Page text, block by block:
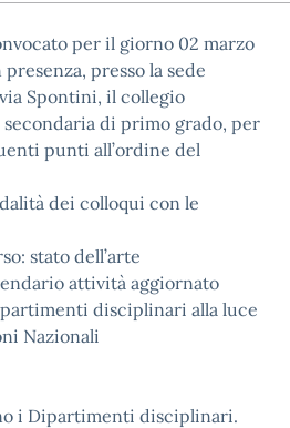
per il giorno 02 marzo
presso la sede
Spontini, il collegio
secondaria di primo grado, per
punti all’ordine del
dei colloqui con le
stato dell’arte
attività aggiornato
disciplinari alla luce
Nazionali
i Dipartimenti disciplinari.